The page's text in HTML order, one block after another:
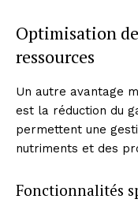
Optimisation
ressources
Un autre avantage
est la réduction du
permettent une
nutriments et des
Fonctionnalités